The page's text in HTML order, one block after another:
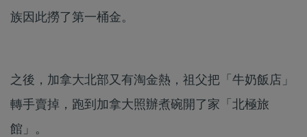
族因此撈了第一桶金。
之後，加拿大北部又有淘金熱，祖父把「牛奶飯店」
轉手賣掉，跑到加拿大照辦煮碗開了家「北極旅
館」。